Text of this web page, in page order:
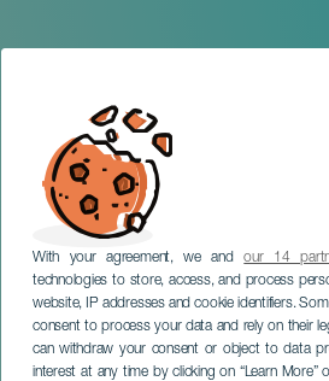
With your agreement, we andour 14
technologies to store, access, and process
website, IP addresses and cookie identifiers.
consent to process your data and rely on their
can withdraw your consent or object to data
interest at any time by clicking on “Learn More”
TENERIFE